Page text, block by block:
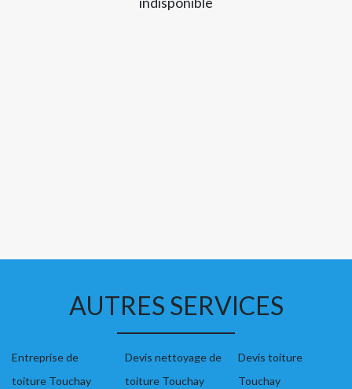
AUTRES SERVICES
Entreprise de
toiture Touchay
Devis nettoyage de
toiture Touchay
Devis toiture
Touchay